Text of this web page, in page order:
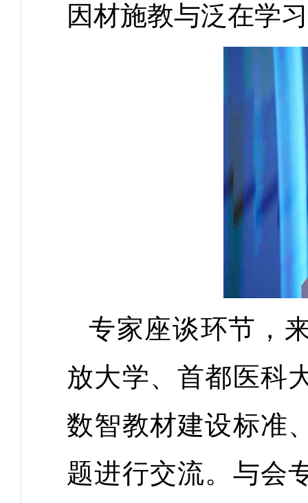
因材施教与泛在学
专家座谈环节，
放大学、首都医科
数智教材建设标准
题进行交流。与会